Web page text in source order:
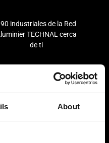
About
industriales de la Red
TECHNAL cerca
de ti